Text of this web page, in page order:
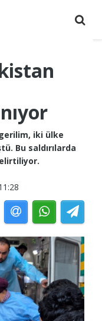
iki ülke
Bu saldırılarda